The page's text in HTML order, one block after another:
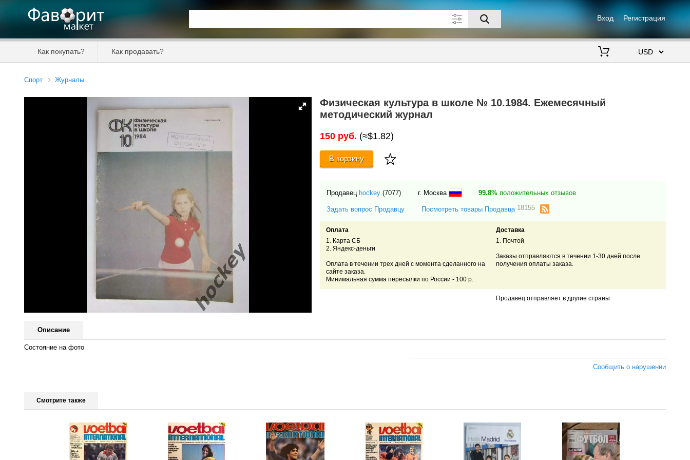
Вход Регистрация
Как покупать? Как продавать?
Спорт Журналы
Физическая культура в школе № 10.1984. Ежемесячный
методический журнал
150 руб. (≈$1.82)
В корзину
Продавец hockey (7077) г. Москва 99.8% положительных отзывов
Задать вопрос Продавцу Посмотреть товары Продавца 18155
Оплата
1. Карта СБ
2. Яндекс-деньги
Оплата в течении трех дней с момента сделанного на
сайте заказа.
Минимальная сумма пересылки по России - 100 р.
Доставка
1. Почтой
Заказы отправляются в течении 1-30 дней после
получения оплаты заказа.
Продавец отправляет в другие страны
Описание
Состояние на фото
Сообщить о нарушении
Смотрите также